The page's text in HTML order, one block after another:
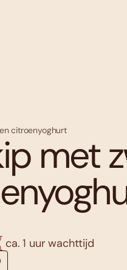
citroenyoghurt
met
ca. 1 uur wachttijd